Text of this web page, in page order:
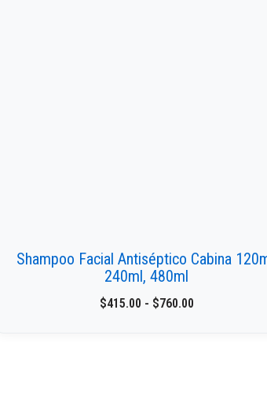
Shampoo Facial Antiséptico Cabina
240ml, 480ml
$415.00 - $760.00